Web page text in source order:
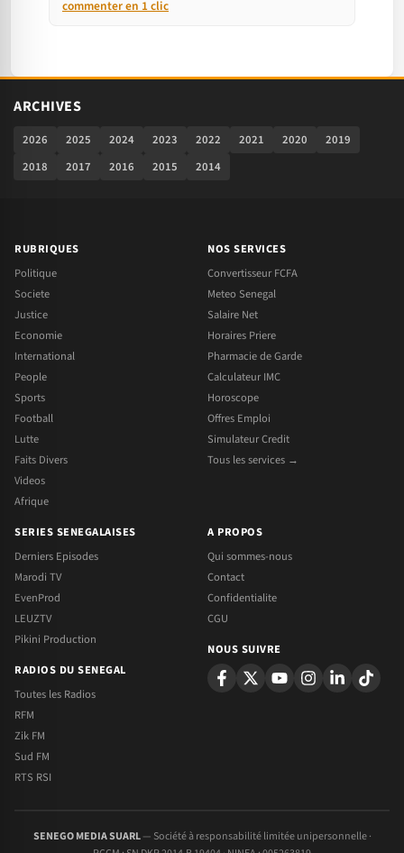
commenter en 1 clic
ARCHIVES
2026 2025 2024 2023 2022 2021 2020
2019
2018
2017 2016 2015 2014
RUBRIQUES
Politique
Societe
Justice
Economie
International
People
Sports
Football
Lutte
Faits Divers
Videos
Afrique
NOS SERVICES
Convertisseur FCFA
Meteo Senegal
Salaire Net
Horaires Priere
Pharmacie de Garde
Calculateur IMC
Horoscope
Offres Emploi
Simulateur Credit
Tous les services →
SERIES SENEGALAISES
Derniers Episodes
Marodi TV
EvenProd
LEUZTV
Pikini Production
RADIOS DU SENEGAL
Toutes les Radios
RFM
Zik FM
Sud FM
RTS RSI
A PROPOS
Qui sommes-nous
Contact
Confidentialite
CGU
NOUS SUIVRE
SENEGO MEDIA SUARL— Société à responsabilité limitée unipersonnelle ·